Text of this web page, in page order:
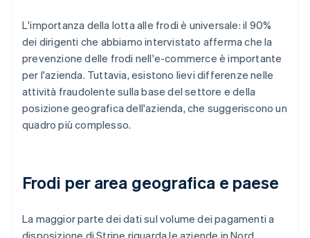
L'importanza della lotta alle frodi è universale: il 90%
dei dirigenti che abbiamo intervistato afferma che la
prevenzione delle frodi nell'e-commerce è importante
per l'azienda. Tuttavia, esistono lievi differenze nelle
attività fraudolente sulla base del settore e della
posizione geografica dell'azienda, che suggeriscono un
quadro più complesso.
Frodi per area geografica e paese
La maggior parte dei dati sul volume dei pagamenti a
disposizione di Stripe riguarda le aziende in Nord